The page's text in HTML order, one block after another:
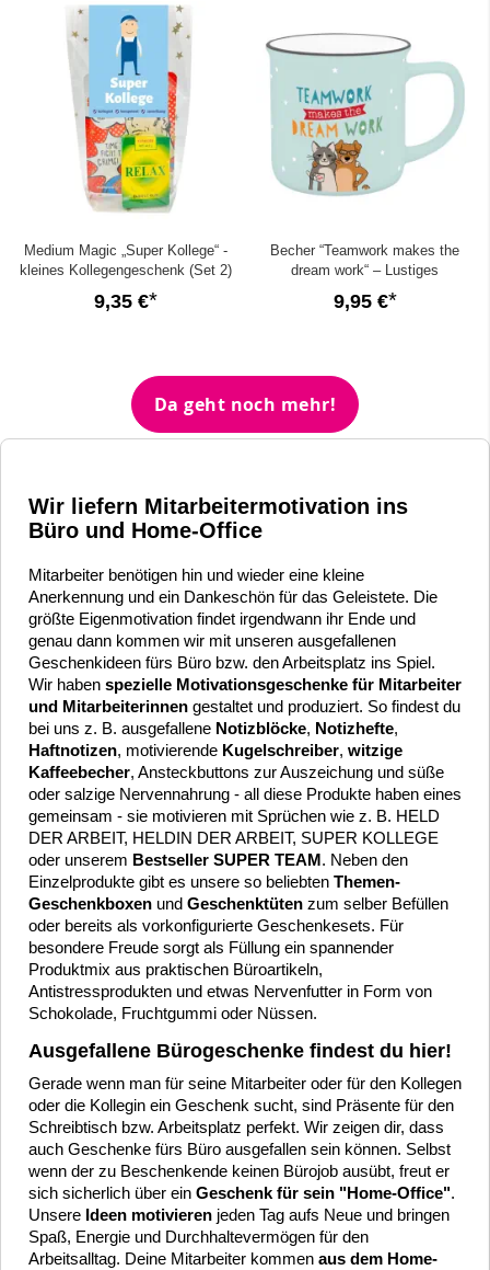
Medium Magic „Super Kollege“ -
kleines Kollegengeschenk (Set 2)
9,35 €
Becher “Teamwork makes the
dream work“ – Lustiges
Kollegengeschenk
9,95 €
Da geht noch mehr!
Wir liefern Mitarbeitermotivation ins
Büro und Home-Office
Mitarbeiter benötigen hin und wieder eine kleine
Anerkennung und ein Dankeschön für das Geleistete. Die
größte Eigenmotivation findet irgendwann ihr Ende und
genau dann kommen wir mit unseren ausgefallenen
Geschenkideen fürs Büro bzw. den Arbeitsplatz ins Spiel.
Wir haben spezielle Motivationsgeschenke für Mitarbeiter
und Mitarbeiterinnen gestaltet und produziert. So findest du
bei uns z. B. ausgefallene Notizblöcke, Notizhefte,
Haftnotizen, motivierende Kugelschreiber, witzige
Kaffeebecher, Ansteckbuttons zur Auszeichung und süße
oder salzige Nervennahrung - all diese Produkte haben eines
gemeinsam - sie motivieren mit Sprüchen wie z. B. HELD
DER ARBEIT, HELDIN DER ARBEIT, SUPER KOLLEGE
oder unserem Bestseller SUPER TEAM. Neben den
Einzelprodukte gibt es unsere so beliebten Themen-
Geschenkboxen und Geschenktüten zum selber Befüllen
oder bereits als vorkonfigurierte Geschenkesets. Für
besondere Freude sorgt als Füllung ein spannender
Produktmix aus praktischen Büroartikeln,
Antistressprodukten und etwas Nervenfutter in Form von
Schokolade, Fruchtgummi oder Nüssen.
Ausgefallene Bürogeschenke findest du hier!
Gerade wenn man für seine Mitarbeiter oder für den Kollegen
oder die Kollegin ein Geschenk sucht, sind Präsente für den
Schreibtisch bzw. Arbeitsplatz perfekt. Wir zeigen dir, dass
auch Geschenke fürs Büro ausgefallen sein können. Selbst
wenn der zu Beschenkende keinen Bürojob ausübt, freut er
sich sicherlich über ein Geschenk für sein "Home-Office".
Unsere Ideen motivieren jeden Tag aufs Neue und bringen
Spaß, Energie und Durchhaltevermögen für den
Arbeitsalltag. Deine Mitarbeiter kommen aus dem Home-